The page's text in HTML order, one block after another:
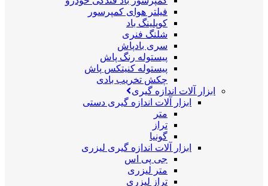
فیلتر هوای کمپرسور
کوپلینگ باد
شلنگ فنری
سری بادپاش
پیستوله رنگ پاش
پیستوله کنیتکس پاش
چکش تخریب بادی
ابزار آلات اندازه گیری
ابزار آلات اندازه گیری دستی
متر
تراز
گونیا
ابزار آلات اندازه گیری لیزری
جی پی اس
متر لیزری
تراز لیزری